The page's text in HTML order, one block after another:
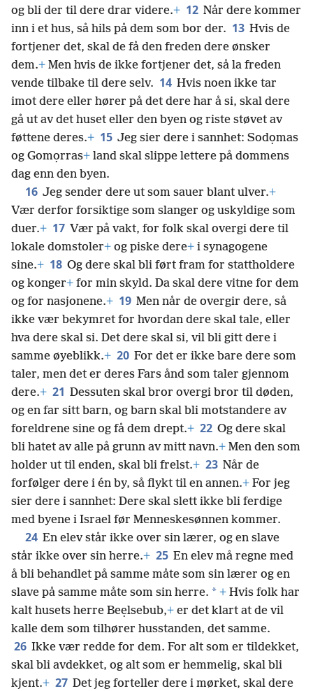
og bli der til dere drar videre.+ 12 Når dere kommer
inn i et hus, så hils på dem som bor der. 13 Hvis de
fortjener det, skal de få den freden dere ønsker
dem.+ Men hvis de ikke fortjener det, så la freden
vende tilbake til dere selv. 14 Hvis noen ikke tar
imot dere eller hører på det dere har å si, skal dere
gå ut av det huset eller den byen og riste støvet av
føttene deres.+ 15 Jeg sier dere i sannhet: Sodọmas
og Gomọrras+ land skal slippe lettere på dommens
dag enn den byen.
16 Jeg sender dere ut som sauer blant ulver.+
Vær derfor forsiktige som slanger og uskyldige som
duer.+ 17 Vær på vakt, for folk skal overgi dere til
lokale domstoler+ og piske dere+ i synagogene
sine.+ 18 Og dere skal bli ført fram for stattholdere
og konger+ for min skyld. Da skal dere vitne for dem
og for nasjonene.+ 19 Men når de overgir dere, så
ikke vær bekymret for hvordan dere skal tale, eller
hva dere skal si. Det dere skal si, vil bli gitt dere i
samme øyeblikk.+ 20 For det er ikke bare dere som
taler, men det er deres Fars ånd som taler gjennom
dere.+ 21 Dessuten skal bror overgi bror til døden,
og en far sitt barn, og barn skal bli motstandere av
foreldrene sine og få dem drept.+ 22 Og dere skal
bli hatet av alle på grunn av mitt navn.+ Men den som
holder ut til enden, skal bli frelst.+ 23 Når de
forfølger dere i én by, så flykt til en annen.+ For jeg
sier dere i sannhet: Dere skal slett ikke bli ferdige
med byene i Israel før Menneskesønnen kommer.
24 En elev står ikke over sin lærer, og en slave
står ikke over sin herre.+ 25 En elev må regne med
å bli behandlet på samme måte som sin lærer og en
slave på samme måte som sin herre. * + Hvis folk har
kalt husets herre Beẹlsebub,+ er det klart at de vil
kalle dem som tilhører husstanden, det samme.
26 Ikke vær redde for dem. For alt som er tildekket,
skal bli avdekket, og alt som er hemmelig, skal bli
kjent.+ 27 Det jeg forteller dere i mørket, skal dere